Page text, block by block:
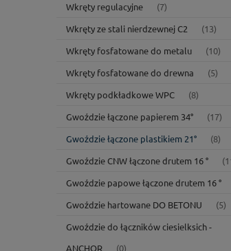
Wkręty regulacyjne
(7)
Wkręty ze stali nierdzewnej C2
(13)
Wkręty fosfatowane do metalu
(10)
Wkręty fosfatowane do drewna
(5)
Wkręty podkładkowe WPC
(8)
Gwoździe łączone papierem 34°
(17)
Gwoździe łączone plastikiem 21°
(8)
Gwoździe CNW łączone drutem 16 °
Gwoździe papowe łączone drutem 16 °
Gwoździe hartowane DO BETONU
(5)
Gwoździe do łączników ciesielksich -
ANCHOR
(0)